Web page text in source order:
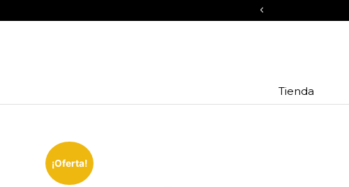
Tienda
¡Oferta!